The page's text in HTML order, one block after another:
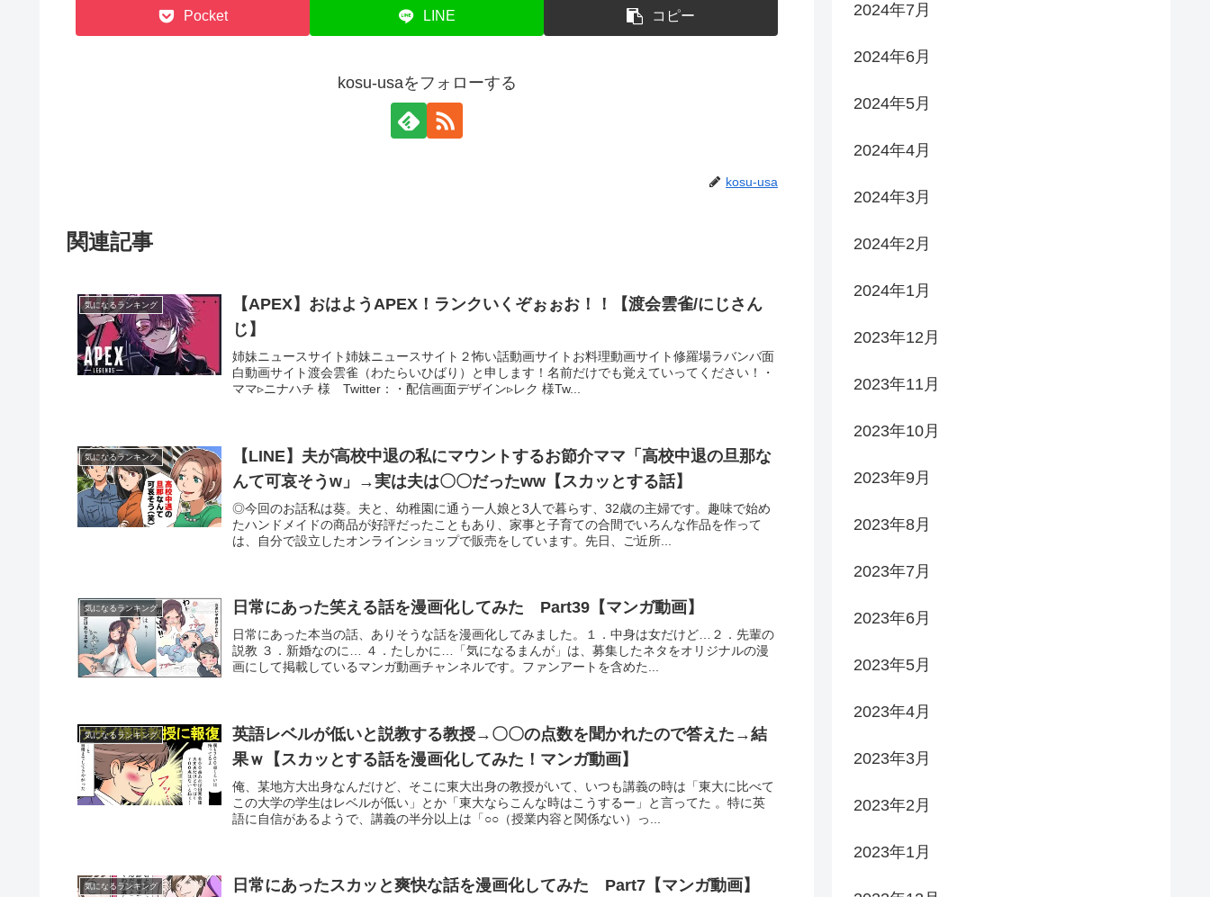
Pocket LINE コピー
kosu-usaをフォローする
kosu-usa
関連記事
気になるランキング
【APEX】おはようAPEX！ランクいくぞぉぉお！！【渡会雲雀/にじさん
じ】
姉妹ニュースサイト姉妹ニュースサイト２怖い話動画サイトお料理動画サイト修羅場ラバンバ面
白動画サイト渡会雲雀（わたらいひばり）と申します！名前だけでも覚えていってください！・
ママ▹ニナハチ 様 Twitter：・配信画面デザイン▹レク 様Tw...
気になるランキング
【LINE】夫が高校中退の私にマウントするお節介ママ「高校中退の旦那な
んて可哀そうw」→実は夫は〇〇だったww【スカッとする話】
◎今回のお話私は葵。夫と、幼稚園に通う一人娘と3人で暮らす、32歳の主婦です。趣味で始め
たハンドメイドの商品が好評だったこともあり、家事と子育ての合間でいろんな作品を作って
は、自分で設立したオンラインショップで販売をしています。先日、ご近所...
気になるランキング 日常にあった笑える話を漫画化してみた Part39【マンガ動画】
日常にあった本当の話、ありそうな話を漫画化してみました。１．中身は女だけど…２．先輩の
説教 ３．新婚なのに… ４．たしかに…「気になるまんが」は、募集したネタをオリジナルの漫
画にして掲載しているマンガ動画チャンネルです。ファンアートを含めた...
気になるランキング
英語レベルが低いと説教する教授→〇〇の点数を聞かれたので答えた→結
果ｗ【スカッとする話を漫画化してみた！マンガ動画】
俺、某地方大出身なんだけど、そこに東大出身の教授がいて、いつも講義の時は「東大に比べて
この大学の学生はレベルが低い」とか「東大ならこんな時はこうするー」と言ってた 。特に英
語に自信があるようで、講義の半分以上は「○○（授業内容と関係ない）っ...
気になるランキング 日常にあったスカッと爽快な話を漫画化してみた Part7【マンガ動画】
2024年7月
2024年6月
2024年5月
2024年4月
2024年3月
2024年2月
2024年1月
2023年12月
2023年11月
2023年10月
2023年9月
2023年8月
2023年7月
2023年6月
2023年5月
2023年4月
2023年3月
2023年2月
2023年1月